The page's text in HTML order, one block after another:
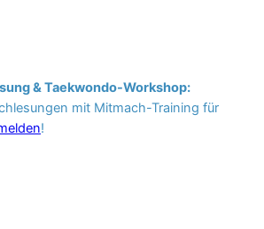
& Taekwondo-Workshop:
mit Mitmach-Training für
!